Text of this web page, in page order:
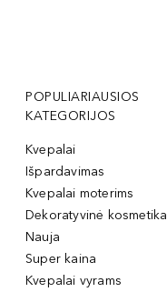
POPULIARIAUSIOS
KATEGORIJOS
Kvepalai
Išpardavimas
Kvepalai moterims
Dekoratyvinė kosmetika
Nauja
Super kaina
Kvepalai vyrams